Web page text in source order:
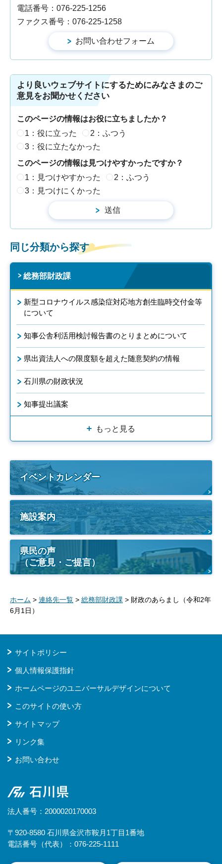
電話番号：076-225-1256
ファクス番号：076-225-1258
より良いウェブサイトにするためにみなさまのご
意見をお聞かせください
このページの情報はお役に立ちましたか？
1：役に立った
2：ふつう
3：役に立たなかった
このページの情報は見つけやすかったですか？
1：見つけやすかった
2：ふつう
3：見つけにくかった
同じ分類から探す
総務部財政課
新型コロナウイルス感染症対応地方創生臨時交付金等
について
知事公舎利活用検討報告書のとりまとめについて
県出資法人への限度額を超えた随意契約の情報
石川県の財政状況
知事提出議案
もっと見る
イベントカレンダー
施設案内
県民の声
（ご意見・ご提言）
ホーム > 連絡先一覧 > 総務部財政課 > 財政のあらまし（令和2年
6月1日）
サイトポリシー
個人情報保護指針
ホームページのユニバーサルデザインについて
このサイトの使い方
サイトマップ
リンク集
お問い合わせ
石川県
法人番号：2000020170003
〒920-8580 石川県金沢市鞍月1丁目1番地
電話番号（代表）：076-225-1111